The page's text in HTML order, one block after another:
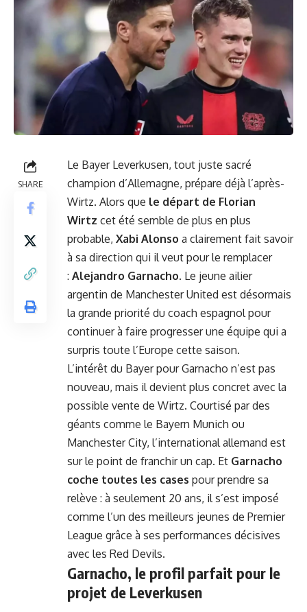
SHARE
Le Bayer Leverkusen, tout juste sacré
champion d’Allemagne, prépare déjà l’après-
Wirtz. Alors que le départ de Florian
Wirtz cet été semble de plus en plus
probable, Xabi Alonso a clairement fait savoir
à sa direction qui il veut pour le remplacer
: Alejandro Garnacho. Le jeune ailier
argentin de Manchester United est désormais
la grande priorité du coach espagnol pour
continuer à faire progresser une équipe qui a
surpris toute l’Europe cette saison.
L’intérêt du Bayer pour Garnacho n’est pas
nouveau, mais il devient plus concret avec la
possible vente de Wirtz. Courtisé par des
géants comme le Bayern Munich ou
Manchester City, l’international allemand est
sur le point de franchir un cap. Et Garnacho
coche toutes les cases pour prendre sa
relève : à seulement 20 ans, il s’est imposé
comme l’un des meilleurs jeunes de Premier
League grâce à ses performances décisives
avec les Red Devils.
Garnacho, le profil parfait pour le
projet de Leverkusen